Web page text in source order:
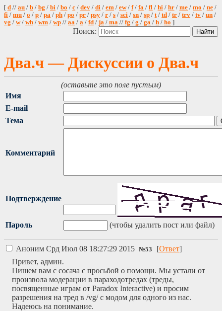
[ d // au / b / bg / bi / bo / c / dev / di / em / ew/ f/ fa / fl / hi / hr / me / mo / ne /
fi / mu / o / p / pa / ph / po / pr / psy / r / s / sci / sn / sp / t/ td / tr / trv / tv / un /
vg / w/ wh / wm / wp // aa / a / fd / ja / ma // fg / g / ga / h / ho ]
Поиск:
Два.ч — Дискуссии о Два.ч
(оставьте это поле пустым)
Имя
E-mail
Тема
Комментарий
Подтверждение
Пароль (чтобы удалить пост или файл)
Аноним Срд Июл 08 18:27:29 2015 №53 [Ответ]
Привет, админ.
Пишем вам с сосача с просьбой о помощи. Мы устали от
произвола модерации в параходотредах (треды,
посвященные играм от Paradox Interactive) и просим
разрешения на тред в /vg/ с модом для одного из нас.
Надеюсь на понимание.